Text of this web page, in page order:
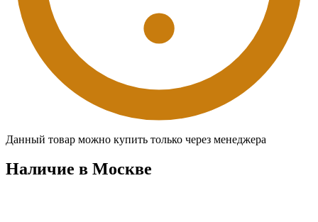
Данный товар можно купить только через менеджера
Наличие в Москвe